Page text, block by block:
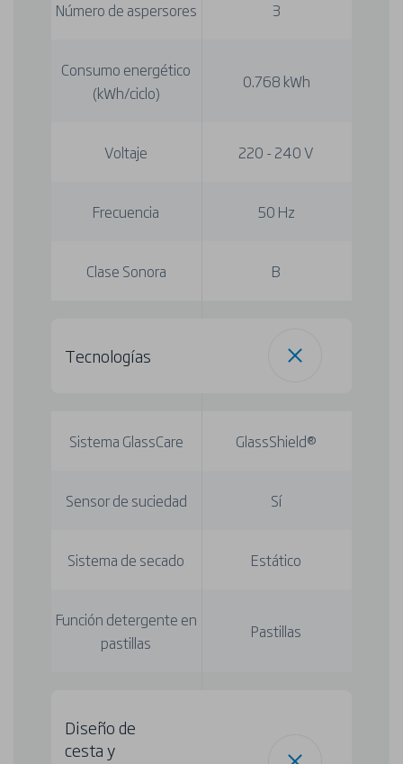
Número de aspersores 3
Consumo energético
(kWh/ciclo)
0.768 kWh
Voltaje 220 - 240 V
Frecuencia 50 Hz
Clase Sonora B
Tecnologías
Sistema GlassCare GlassShield®
Sensor de suciedad Sí
Sistema de secado Estático
Función detergente en
pastillas
Pastillas
Diseño de
cesta y